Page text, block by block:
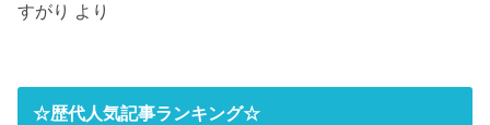
すがり より
☆歴代人気記事ランキング☆